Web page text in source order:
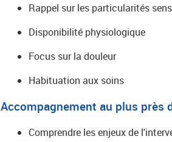
Rappel sur les particularités
Disponibilité physiologique
Focus sur la douleur
Habituation aux soins
Accompagnement au plus près
Comprendre les enjeux de